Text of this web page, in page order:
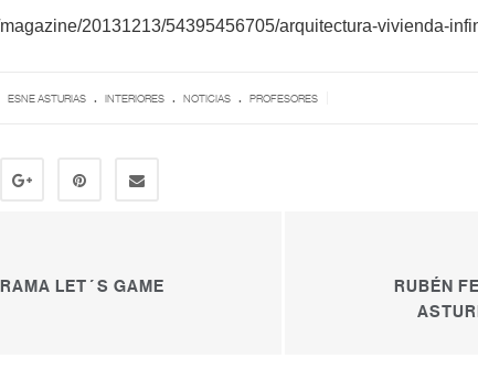
20131213/54395456705/arquitectura-vivienda-
ESNE ASTURIAS . INTERIORES . NOTICIAS . PROFESORES
LET´S GAME
RUBÉN